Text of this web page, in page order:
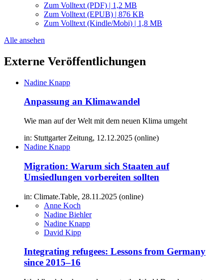
Zum Volltext (PDF) | 1,2 MB
Zum Volltext (EPUB) | 876 KB
Zum Volltext (Kindle/Mobi) | 1,8 MB
Alle ansehen
Externe Veröffentlichungen
Nadine Knapp
Anpassung an Klimawandel
Wie man auf der Welt mit dem neuen Klima umgeht
in: Stuttgarter Zeitung, 12.12.2025 (online)
Nadine Knapp
Migration: Warum sich Staaten auf
Umsiedlungen vorbereiten sollten
in: Climate.Table, 28.11.2025 (online)
Anne Koch
Nadine Biehler
Nadine Knapp
David Kipp
Integrating refugees: Lessons from Germany
since 2015–16